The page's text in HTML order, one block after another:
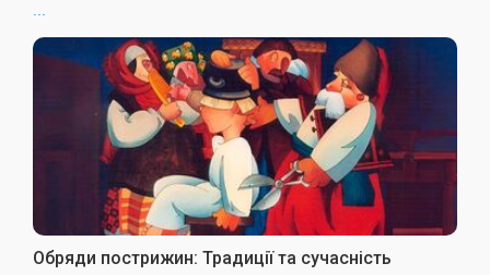
...
Обряди пострижин: Традиції та сучасність